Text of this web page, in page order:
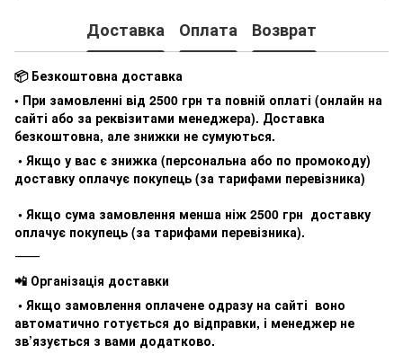
Доставка Оплата Возврат
📦 Безкоштовна доставка
• При замовленні від 2500 грн та повній оплаті (онлайн на
сайті або за реквізитами менеджера). Доставка
безкоштовна, але знижки не сумуються.
• Якщо у вас є знижка (персональна або по промокоду)
доставку оплачує покупець (за тарифами перевізника)
• Якщо сума замовлення менша ніж 2500 грн доставку
оплачує покупець (за тарифами перевізника).
⸻
📲 Організація доставки
• Якщо замовлення оплачене одразу на сайті воно
автоматично готується до відправки, і менеджер не
зв’язується з вами додатково.